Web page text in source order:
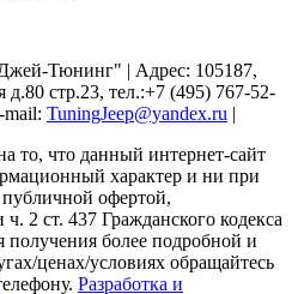
Тюнинг" | Адрес: 105187,
д.80 стр.23, тел.:+7 (495) 767-52-
mail: TuningJeep@yandex.ru |
то, что данный интернет-сайт
характер и ни при
публичной офертой,
2 ст. 437 Гражданского кодекса
более подробной и
ценах/условиях обращайтесь
Разработка и